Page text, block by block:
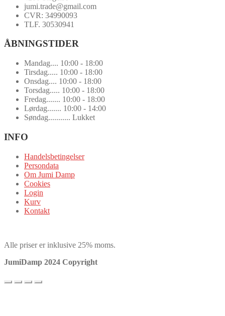
jumi.trade@gmail.com
CVR: 34990093
TLF. 30530941
ÅBNINGSTIDER
Mandag.... 10:00 - 18:00
Tirsdag..... 10:00 - 18:00
Onsdag.... 10:00 - 18:00
Torsdag..... 10:00 - 18:00
Fredag....... 10:00 - 18:00
Lørdag....... 10:00 - 14:00
Søndag........... Lukket
INFO
Handelsbetingelser
Persondata
Om Jumi Damp
Cookies
Login
Kurv
Kontakt
Alle priser er inklusive 25% moms.
JumiDamp 2024 Copyright